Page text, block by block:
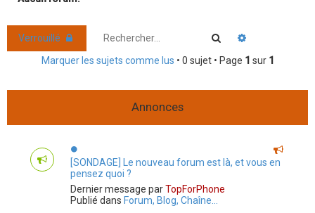
Verrouillé Rechercher
Marquer les sujets comme lus • 0 sujet • Page 1 sur 1
Annonces
[SONDAGE] Le nouveau forum est là, et vous en
pensez quoi ?
Dernier message parTopForPhone
Publié dans Forum, Blog, Chaîne...